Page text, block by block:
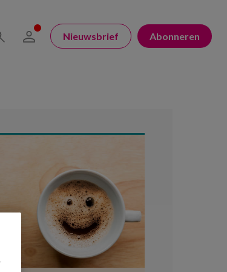
Nieuwsbrief Abonneren